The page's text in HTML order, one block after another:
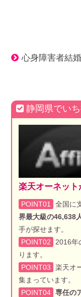
心身障害者結
静岡県でい
楽天オーネット
POINT01 全国に
界最大級の46,638
手が探せます。
POINT02
2016年
ります。
POINT03
楽天オ
集まっています。
POINT04 専任の